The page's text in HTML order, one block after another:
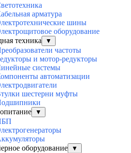
арматура
шины
оборудование
техника
▼
частоты
и мотор-редукторы
системы
автоматизации
шестерни муфты
▼
оборудование
▼